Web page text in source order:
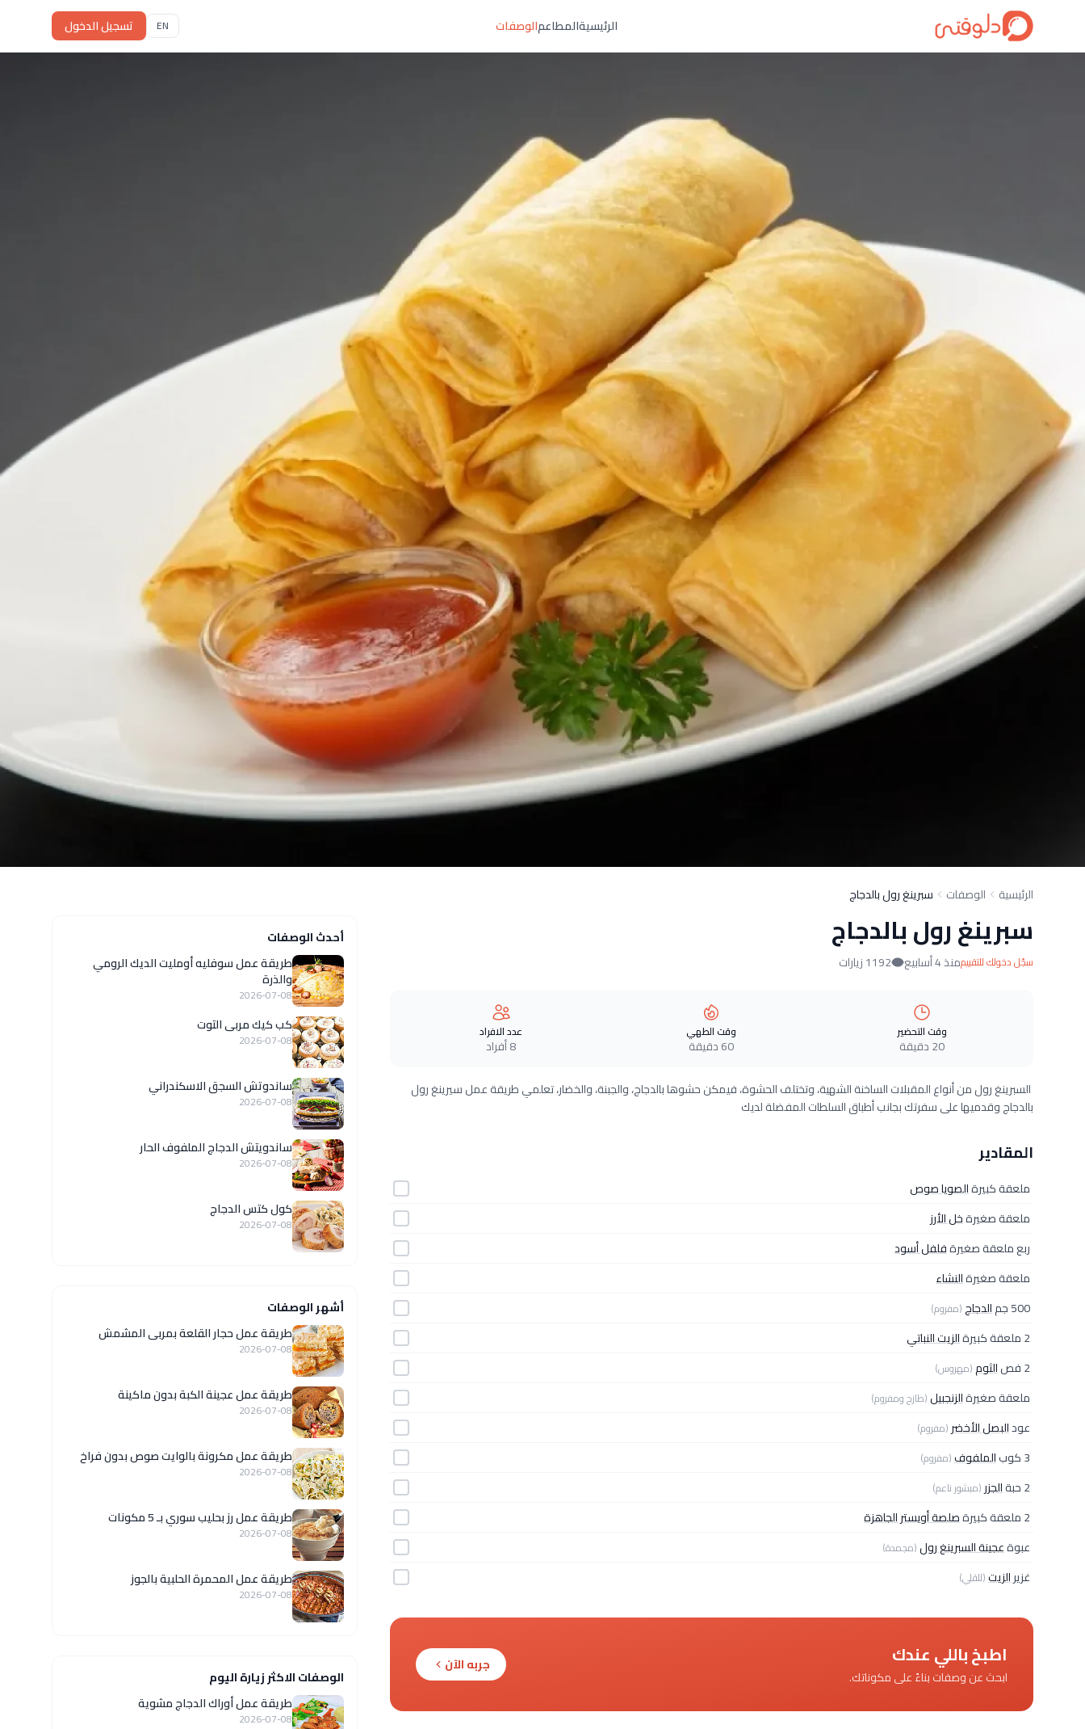
الرئيسيةالمطاعمالوصفات EN تسجيل الدخول
الرئيسية الوصفات سبرينغ رول بالدجاج
سبرينغ رول بالدجاج
سجّل دخولك للتقييممنذ 4 أسابيع 1192 زيارات
وقت التحضير
20 دقيقة
وقت الطهي
60 دقيقة
عدد الافراد
8 أفراد
السبرينغ رول من أنواع المقبلات الساخنة الشهية، وتختلف الحشوة، فيمكن حشوها بالدجاج، والجبنة، والخضار، تعلمي طريقة عمل سيرينغ رول
بالدجاج وقدميها على سفرتك بجانب أطباق السلطات المفضلة لديك
المقادير
ملعقة كبيرةالصويا صوص
ملعقة صغيرةخل الأرز
ربع ملعقة صغيرةفلفل أسود
ملعقة صغيرةالنشاء
500 جم
الدجاج(مفروم)
2 ملعقة كبيرة
الزيت النباتي
2 فص
الثوم(مهروس)
ملعقة صغيرةالزنجبيل(طازج ومفروم)
عودالبصل الأخضر (مفروم)
3 كوب الملفوف(مفروم)
2 حبة الجزر (مبشور ناعم)
2 ملعقة كبيرة
صلصة أويستر الجاهزة
عبوةعجينة السبرينغ رول(مجمدة)
غزيرالزيت(للقلي)
اطبخ باللي عندك
ابحث عن وصفات بناءً على مكوناتك.
جربه الآن
أحدث الوصفات
طريقة عمل سوفليه أومليت الديك الرومي
والذرة
2026-07-08
كب كيك مربى التوت
2026-07-08
ساندوتش السجق الاسكندراني
2026-07-08
ساندويتش الدجاج الملفوف الحار
2026-07-08
كول كتس الدجاج
2026-07-08
أشهر الوصفات
طريقة عمل حجار القلعة بمربى المشمش
2026-07-08
طريقة عمل عجينة الكبة بدون ماكينة
2026-07-08
طريقة عمل مكرونة بالوايت صوص بدون فراخ
2026-07-08
طريقة عمل رز بحليب سوري بـ 5 مكونات
2026-07-08
طريقة عمل المحمرة الحلبية بالجوز
2026-07-08
الوصفات الاكثر زيارة اليوم
طريقة عمل أوراك الدجاج مشوية
2026-07-08